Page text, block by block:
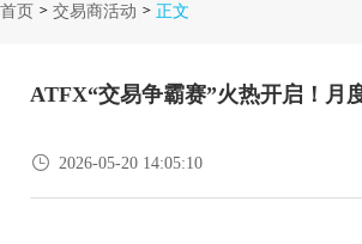
首页 > 交易商活动 > 正文
ATFX“交易争霸赛”火热开启！月
 2026-05-20 14:05:10